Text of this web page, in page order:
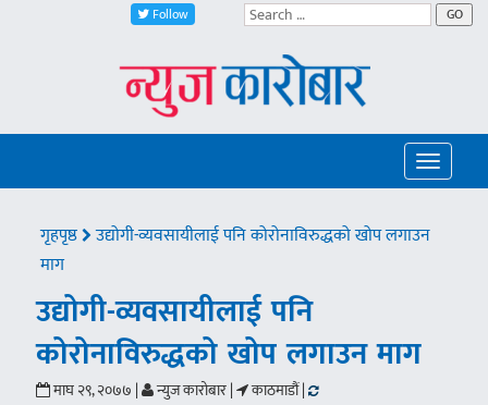
Follow GO
Toggle
गृहपृष्ठ
उद्योगी-व्यवसायीलाई पनि कोरोनाविरुद्धको खोप लगाउन
माग
उद्योगी-व्यवसायीलाई पनि
कोरोनाविरुद्धको खोप लगाउन माग
माघ २९, २०७७ | न्युज कारोबार | काठमाडौं |